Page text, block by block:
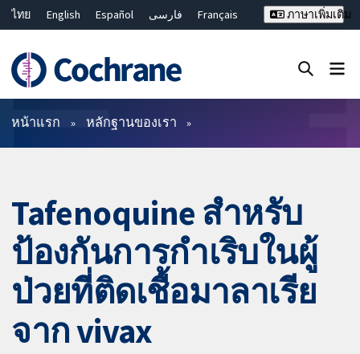
ไทย English Español فارسی
Français
Bahasa Malaysia
繁體中文 简体中文
ภาษาเพิ่มเติม
ตัวกรอง
หน้าแรก หลักฐานของเรา
Tafenoquine สำหรับ
ป้องกันการกำเริบในผู้
ป่วยที่ติดเชื้อมาลาเรีย
จาก vivax